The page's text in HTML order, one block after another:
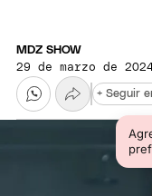
MDZ SHOW
29 de marzo de
+ Seguir